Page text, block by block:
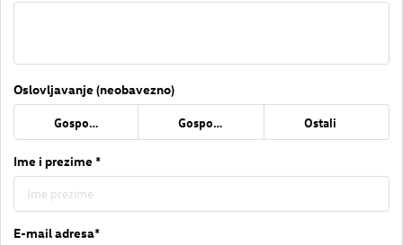
Oslovljavanje (neobavezno)
Gospođa Gospodin Ostali
Ime i prezime *
E-mail adresa*